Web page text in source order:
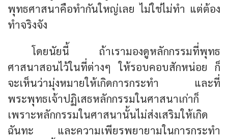
พุทธศาสนาคือทำกันใหญ่เลย ไม่ใช่ไม่ทำ แต่ต้อง
ทำจริงจัง
โดยนัยนี้ ถ้าเรามองดูหลักกรรมที่พุทธ
ศาสนาสอนไว้ในที่ต่างๆ ให้รอบคอบสักหน่อย ก็
จะเห็นว่ามุ่งหมายให้เกิดการกระทำ และที่
พระพุทธเจ้าปฏิเสธหลักกรรมในศาสนาเก่าก็
เพราะหลักกรรมในศาสนานั้นไม่ส่งเสริมให้เกิด
ฉันทะ และความเพียรพยายามในการกระทำ